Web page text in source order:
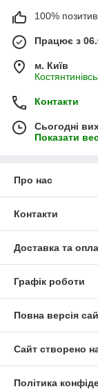
100%
Працює з
м. Київ
Контакти
Сьогодні
Показати
Про нас
Контакти
Доставка та
Графік роботи
Повна версія
Сайт створено
Політика